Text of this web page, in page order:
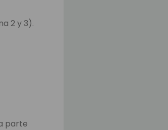
2 y 3).
parte